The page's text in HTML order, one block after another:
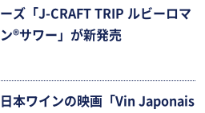
ーズ「J-CRAFT TRIP ルビーロマ
ン®サワー」が新発売
日本ワインの映画「Vin Japonais